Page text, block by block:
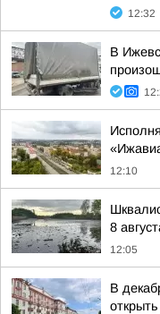
12:32
В
12:10
8
12:05
В